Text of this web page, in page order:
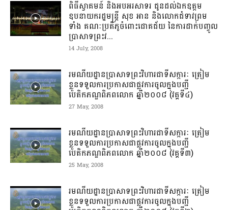
ពិធី​ស្វាគមន៍ និង​អបអ​រសាទរ ជូនដល់​ឯកឧត្តម
ឧបនាយក​រដ្ឋមន្រ្តី សុខ អាន និងលោក​ជំទាវ​ព្រម
ទាំង គណៈប្រតិភូ​ចំពោះ​ជោគជ័យ ​នៃការ​ដាក់​បញ្ចូល
ប្រាសាទ​​​ព្រះវ...
14 July, 2008
រមណីយដ្ឋាន​ប្រាសាទព្រះវិហារ​ជាទីសក្ការៈ ត្រៀម
ខ្លួនទទួលការប្រកាស​ជាផ្លូវការ​ចូលក្នុងបញ្ជី​
បេតិកភណ្ឌ​ពិភពលោក ឆ្នាំ២០០៨ (វគ្គទី៤)
27 May, 2008
រមណីយដ្ឋាន​ប្រាសាទព្រះវិហារ​ជាទីសក្ការៈ ត្រៀម
ខ្លួនទទួលការប្រកាស​ជាផ្លូវការ​ចូលក្នុងបញ្ជី​
បេតិកភណ្ឌ​ពិភពលោក ឆ្នាំ២០០៨ (វគ្គទី៣)
25 May, 2008
រមណីយដ្ឋាន​ប្រាសាទព្រះវិហារ​ជាទីសក្ការៈ ត្រៀម
ខ្លួនទទួលការប្រកាស​ជាផ្លូវការ​ចូលក្នុងបញ្ជី​